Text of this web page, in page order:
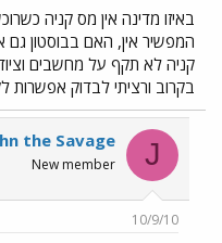
באיזו מדינה אין מס קניה
קניה לא תקף על מחשבים
בקרוב ורציתי לבדוק אפשרות
J
the Savage
New member
10/9/10